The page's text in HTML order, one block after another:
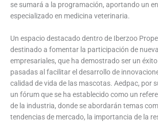
se sumará a la programación, aportando un
especializado en medicina veterinaria.
Un espacio destacado dentro de Iberzoo
destinado a fomentar la participación de
empresariales, que ha demostrado ser un
pasadas al facilitar el desarrollo de
calidad de vida de las mascotas. Aedpac, por
un fórum que se ha establecido como un
de la industria, donde se abordarán temas
tendencias de mercado, la importancia de la